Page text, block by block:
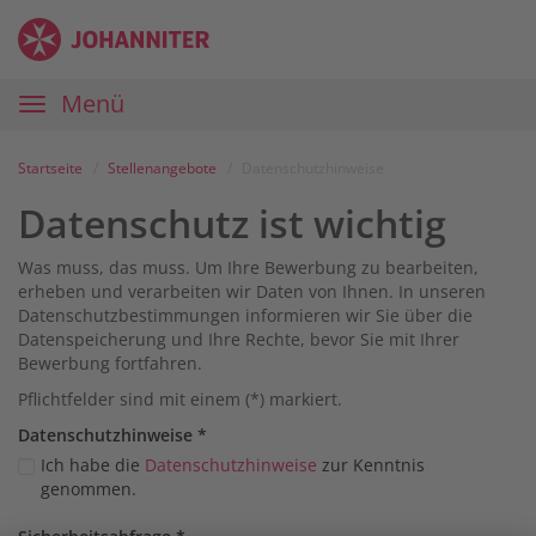
Zum
Inhalt
Anmelden
Zur
Navigation
Zur
Startseite
Karriereportal
Johanniter
Hauptnavigation
Menü
Startseite Stellenangebote
Datenschutz ist wichtig
Was muss, das muss. Um Ihre Bewerbung zu bearbeiten,
erheben und verarbeiten wir Daten von Ihnen. In unseren
Datenschutzbestimmungen informieren wir Sie über die
Datenspeicherung und Ihre Rechte, bevor Sie mit Ihrer
Bewerbung fortfahren.
Pflichtfelder sind mit einem (*) markiert.
Datenschutz­hinweise *
Ich habe die Datenschutzhinweise zur Kenntnis
genommen.